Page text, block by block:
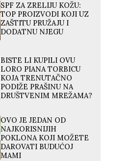
SPF ZA ZRELIJU KOŽU:
TOP PROIZVODI KOJI UZ
ZAŠTITU PRUŽAJU I
DODATNU NJEGU
BISTE LI KUPILI OVU
LORO PIANA TORBICU
KOJA TRENUTAČNO
PODIŽE PRAŠINU NA
DRUŠTVENIM MREŽAMA?
OVO JE JEDAN OD
NAJKORISNIJIH
POKLONA KOJI MOŽETE
DAROVATI BUDUĆOJ
MAMI